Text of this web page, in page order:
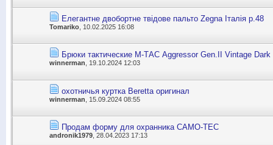
Елегантне двобортне твідове пальто Zegna Італія р.48
Tomariko , 10.02.2025 16:08
Брюки тактические M-TАС Aggressor Gen.II Vintage Dark
winnerman , 19.10.2024 12:03
охотничья куртка Beretta оригинал
winnerman , 15.09.2024 08:55
Продам форму для охранника CAMO-TEС
andronik1979 , 28.04.2023 17:13